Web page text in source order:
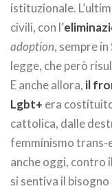
istituzionale.
civili, con l’
adoption, sempre
legge, che però
E anche allora, il
Lgbt+ era
cattolica, dalle
femminismo trans-
anche oggi, contro
si sentiva il